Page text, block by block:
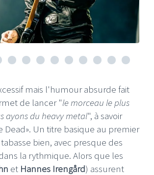
mais l'humour absurde fait
de lancer "le morceau le plus
ayons du heavy metal", à savoir
Dead». Un titre basique au premier
bien, avec presque des
la rythmique. Alors que les
et Hannes Irengård) assurent